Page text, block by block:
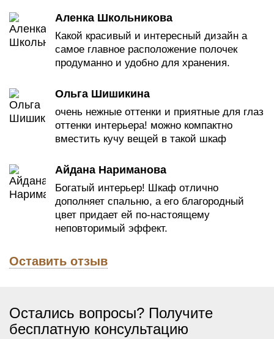
Аленка Школьникова
Какой красивый и интересный дизайн а
самое главное расположение полочек
продуманно и удобно для хранения.
Ольга Шишикина
очень нежные оттенки и приятные для глаз
оттенки интерьера! можно компактно
вместить кучу вещей в такой шкаф
Айдана Нариманова
Богатый интерьер! Шкаф отлично
дополняет спальню, а его благородный
цвет придает ей по-настоящему
неповторимый эффект.
Оставить отзыв
Остались вопросы? Получите
бесплатную консультацию